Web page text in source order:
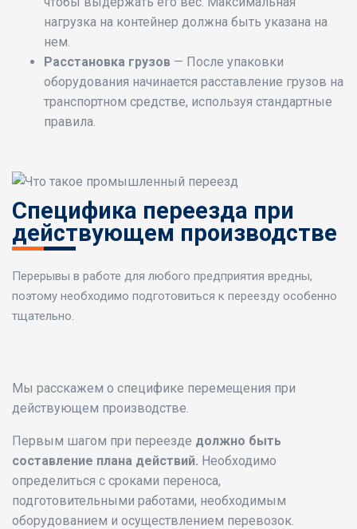
нагрузка на контейнер должна быть указана на
нем.
Расстановка грузов — После упаковки
оборудования начинается расставление грузов на
транспортном средстве, используя стандартные
правила.
Специфика переезда при
действующем производстве
Перерывы в работе для любого предприятия вредны,
поэтому необходимо подготовиться к переезду особенно
тщательно.
Мы расскажем о специфике перемещения при
действующем производстве.
Первым шагом при переезде должно быть
составление плана действий. Необходимо
определиться с сроками переноса,
подготовительными работами, необходимым
оборудованием и осуществлением перевозок.